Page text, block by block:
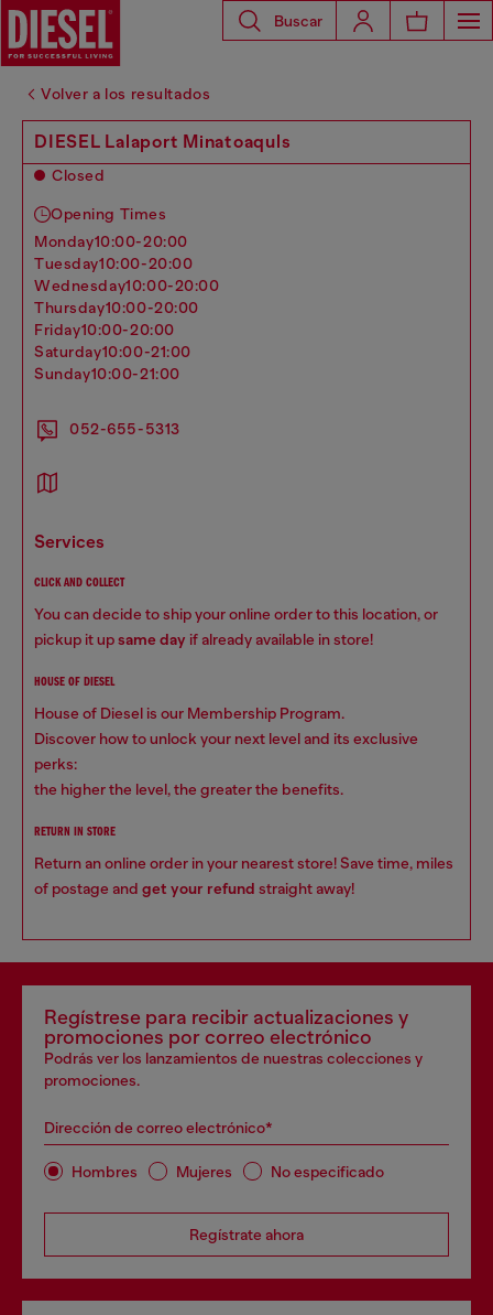
Buscar
Volver a los resultados
DIESEL Lalaport Minatoaquls
Closed
Opening Times
monday10:00-20:00
tuesday10:00-20:00
wednesday10:00-20:00
thursday10:00-20:00
friday10:00-20:00
saturday10:00-21:00
sunday10:00-21:00
052-655-5313
services
CLICK AND COLLECT
You can decide to ship your online order to this location, or
pickup it upsame day if already available in store!
HOUSE OF DIESEL
House of Diesel is our Membership Program.
Discover how to unlock your next level and its exclusive
perks:
the higher the level, the greater the benefits.
RETURN IN STORE
Return an online order in your nearest store! Save time, miles
of postage and get your refund straight away!
Regístrese para recibir actualizaciones y
promociones por correo electrónico
Podrás ver los lanzamientos de nuestras colecciones y
promociones.
Dirección de correo electrónico*
Hombres Mujeres No especificado
Regístrate ahora